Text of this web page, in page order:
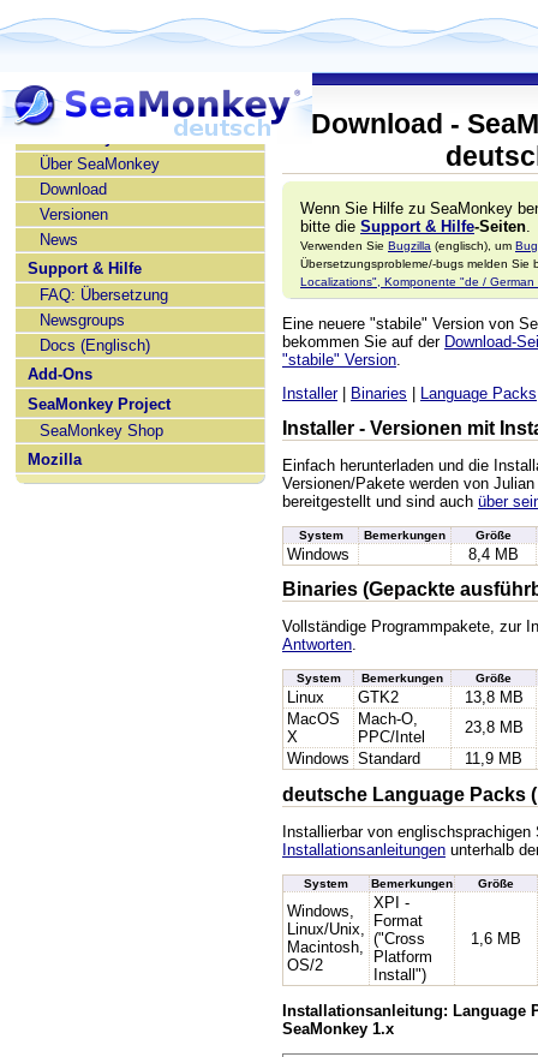
SeaMonkey deutsch
Über SeaMonkey
Download
Versionen
News
Support & Hilfe
FAQ: Übersetzung
Newsgroups
Docs (Englisch)
Add-Ons
SeaMonkey Project
SeaMonkey Shop
Mozilla
Download -
Wenn Sie Hilfe zu SeaMonkey
bitte die Support & Hilfe-Seiten
Verwenden Sie Bugzilla (englisch), um
Übersetzungsprobleme/-bugs melden Sie
Localizations", Komponente "de / German
Eine neuere "stabile" Version von
bekommen Sie auf der Download-
"stabile" Version
Installer| Binaries | Language Packs
Installer - Versionen mit
Einfach herunterladen und die
Versionen/Pakete werden von
bereitgestellt und sind auch über
System Bemerkungen Größe
Windows 8,4 MB
Binaries (Gepackte
Vollständige Programmpakete, zur
Antworten.
System Bemerkungen Größe
Linux GTK2
13,8 MB
MacOS
X
Mach-O,
PPC/Intel
23,8 MB
Windows Standard 11,9 MB
deutsche Language Packs
Installierbar von
Installationsanleitungen unterhalb
System Bemerkungen Größe
Windows,
Linux/Unix,
Macintosh,
OS/2
XPI -
Format
("Cross
Platform
Install")
1,6 MB
Installationsanleitung: Language
SeaMonkey 1.x